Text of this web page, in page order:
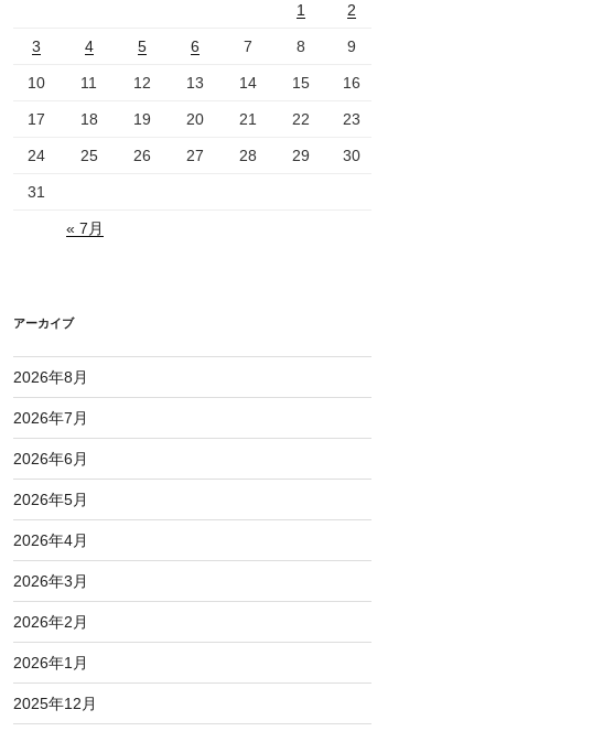
1 2
3 4 5 6 7 8 9
10 11 12 13 14 15 16
17 18 19 20 21 22 23
24 25 26 27 28 29 30
31
« 7月
アーカイブ
2026年8月
2026年7月
2026年6月
2026年5月
2026年4月
2026年3月
2026年2月
2026年1月
2025年12月